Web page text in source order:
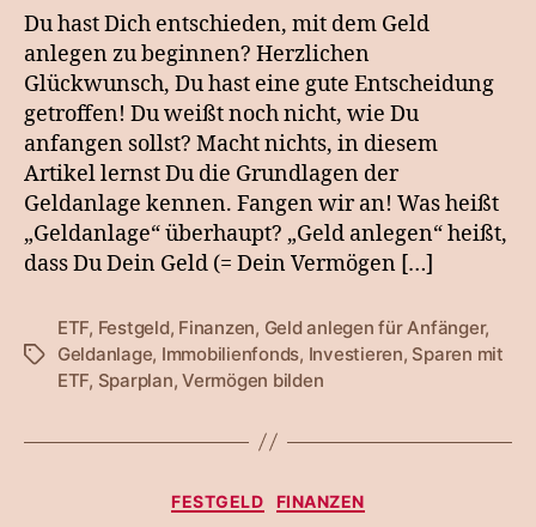
Geldanlage
Du hast Dich entschieden, mit dem Geld
anlegen zu beginnen? Herzlichen
Glückwunsch, Du hast eine gute Entscheidung
getroffen! Du weißt noch nicht, wie Du
anfangen sollst? Macht nichts, in diesem
Artikel lernst Du die Grundlagen der
Geldanlage kennen. Fangen wir an! Was heißt
„Geldanlage“ überhaupt? „Geld anlegen“ heißt,
dass Du Dein Geld (= Dein Vermögen […]
Schlagwörter
ETF, Festgeld, Finanzen, Geld anlegen für Anfänger,
Geldanlage, Immobilienfonds, Investieren, Sparen mit
ETF, Sparplan,Vermögen bilden
Kategorien
FESTGELD FINANZEN